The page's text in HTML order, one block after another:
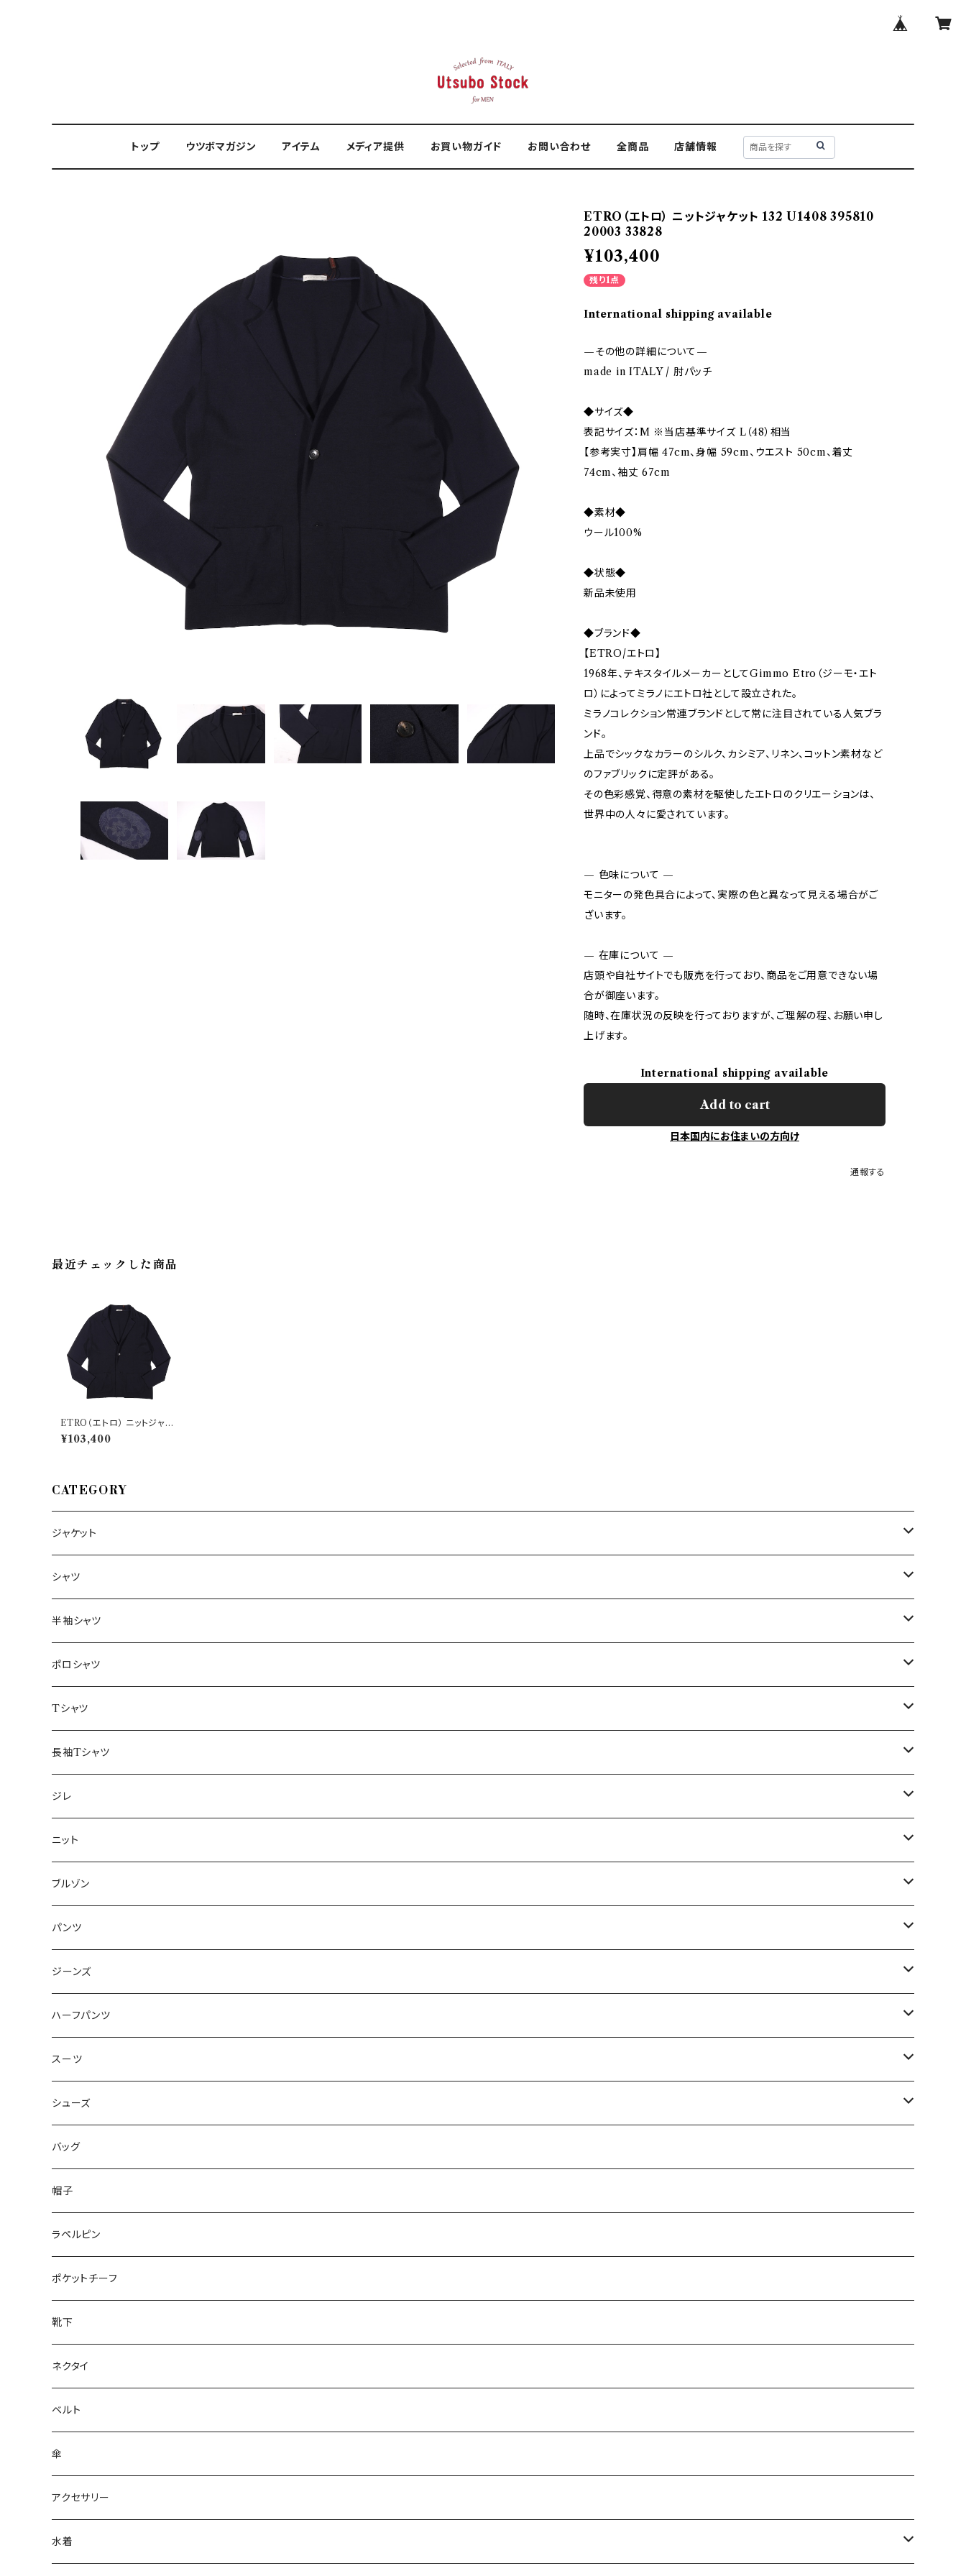
トップ ウツボマガジン アイテム メディア提供 お買い物ガイド お問い合わせ 全商品 店舗情報
ETRO（エトロ） ニットジャケット 132 U1408 395810
20003 33828
¥103,400
残り1点
International shipping available
—その他の詳細について—
made in ITALY / 肘パッチ
◆サイズ◆
表記サイズ：M ※当店基準サイズ L（48）相当
【参考実寸】肩幅 47cm、身幅 59cm、ウエスト 50cm、着丈
74cm、袖丈 67cm
◆素材◆
ウール100%
◆状態◆
新品未使用
◆ブランド◆
【ETRO/エトロ】
1968年、テキスタイルメーカーとしてGimmo Etro（ジーモ・エト
ロ）によってミラノにエトロ社として設立された。
ミラノコレクション常連ブランドとして常に注目されている人気ブラ
ンド。
上品でシックなカラーのシルク、カシミア、リネン、コットン素材など
のファブリックに定評がある。
その色彩感覚、得意の素材を駆使したエトロのクリエーションは、
世界中の人々に愛されています。
— 色味について —
モニターの発色具合によって、実際の色と異なって見える場合がご
ざいます。
— 在庫について —
店頭や自社サイトでも販売を行っており、商品をご用意できない場
合が御座います。
随時、在庫状況の反映を行っておりますが、ご理解の程、お願い申し
上げます。
International shipping available
Add to cart
日本国内にお住まいの方向け
通報する
最近チェックした商品
ETRO（エトロ） ニットジャケ
ット 132 U1408 395810 20
003 33828
¥103,400
CATEGORY
ジャケット
～44/S
46/M
48/L
50/XL～
シャツ
～44/S
46/M
48/L
50/XL～
半袖シャツ
～44/S
46/M
48/L
50/XL～
ポロシャツ
～44/S
46/M
48/L
50/XL～
Tシャツ
～44/S
46/M
48/L
50/XL～
長袖Tシャツ
～44/S
46/M
48/L
50/XL～
ジレ
～44/S
46/M
48/L
50/XL～
ニット
～44/S
46/M
48/L
50/XL～
ブルゾン
～44/S
46/M
48/L
50/XL～
パンツ
～44/S
46/M
48/L
50/XL～
ジーンズ
～44/S
46/M
48/L
50/XL～
ハーフパンツ
～44/S
46/M
48/L
50/XL～
スーツ
～44/S
46/M
48/L
50/XL～
シューズ
～25.5cm
26cm～
27cm～
28cm～
バッグ
帽子
ラペルピン
ポケットチーフ
靴下
ネクタイ
ベルト
傘
アクセサリー
水着